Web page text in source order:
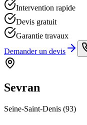
Intervention rapide
Devis gratuit
Garantie travaux
Demander un devis
Sevran
Seine-Saint-Denis (93)